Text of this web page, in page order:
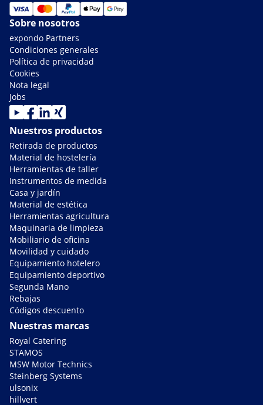
Sobre nosotros
expondo Partners
Condiciones generales
Política de privacidad
Cookies
Nota legal
Jobs
Nuestros productos
Retirada de productos
Material de hostelería
Herramientas de taller
Instrumentos de medida
Casa y jardín
Material de estética
Herramientas agricultura
Maquinaria de limpieza
Mobiliario de oficina
Movilidad y cuidado
Equipamiento hotelero
Equipamiento deportivo
Segunda Mano
Rebajas
Códigos descuento
Nuestras marcas
Royal Catering
STAMOS
MSW Motor Technics
Steinberg Systems
ulsonix
hillvert